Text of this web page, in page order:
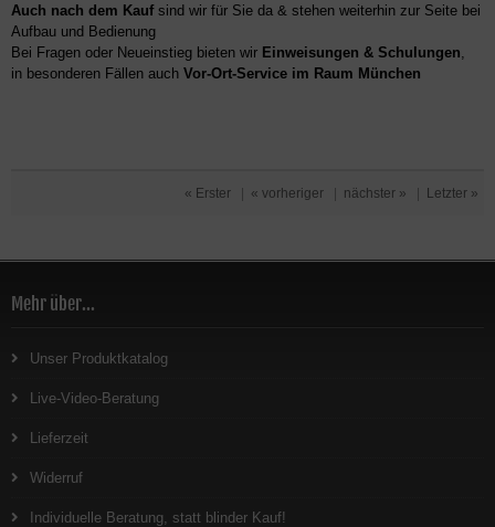
Auch nach dem Kaufsind wir für Sie da & stehen weiterhin zur Seite bei
Aufbau und Bedienung
Bei Fragen oder Neueinstieg bieten wir Einweisungen & Schulungen,
in besonderen Fällen auch Vor-Ort-Service im Raum München
« Erster « vorheriger nächster » Letzter »
Mehr über...
Unser Produktkatalog
Live-Video-Beratung
Lieferzeit
Widerruf
Individuelle Beratung, statt blinder Kauf!